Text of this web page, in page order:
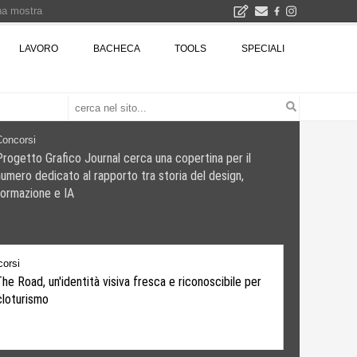
LAVORO BACHECA TOOLS SPECIALI
Grafico Journal cerca una copertina per il
dedicato al rapporto tra storia del design,
e IA
Road, un'identità visiva fresca e riconoscibile per
mostra